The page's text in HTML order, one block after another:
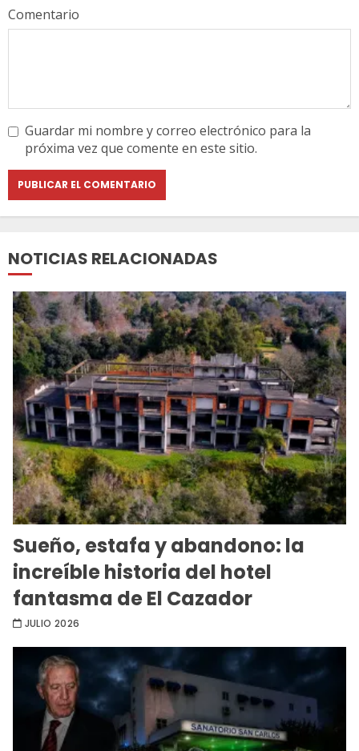
Comentario
Guardar mi nombre y correo electrónico para la
próxima vez que comente en este sitio.
NOTICIAS RELACIONADAS
Sueño, estafa y abandono: la
increíble historia del hotel
fantasma de El Cazador
JULIO 2026